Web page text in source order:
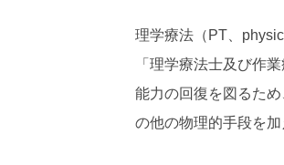
理学療法（PT、
「理学療法士及び作
能力の回復を図るた
の他の物理的手段を